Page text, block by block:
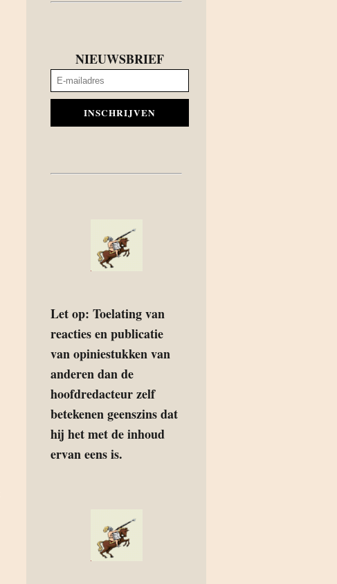
NIEUWSBRIEF
INSCHRIJVEN
Let op: Toelating van
reacties en publicatie
van opiniestukken van
anderen dan de
hoofdredacteur zelf
betekenen geenszins dat
hij het met de inhoud
ervan eens is.